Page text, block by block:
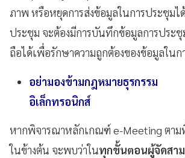
ภาพ หรือหยุดการส่งข้อมูลในการประชุมไ
ประชุม จะต้องมีการบันทึกข้อมูลการประชุ
ถือได้เพื่อรักษาความถูกต้องของข้อมูลในก
อย่ามองข้ามกฎหมายธุรกรรม
อิเล็กทรอนิกส์
หากพิจารณาหลักเกณฑ์ e-Meeting ตา
ในข้างต้น จะพบว่าในทุกขั้นตอนผู้จัดสาม